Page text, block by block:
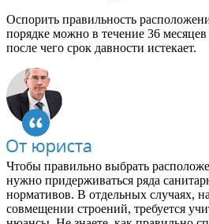
Оспорить правильность
порядке можно в течение 36 месяцев
после чего срок давности истекает.
Чтобы правильно выбрать
нужно придерживаться ряда
нормативов. В отдельных случаях,
совмещении строений, требуется